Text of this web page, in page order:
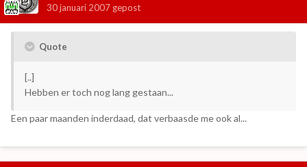
30 januari 2007 gepost
Quote
[..]
Hebben er toch nog lang gestaan...
Een paar maanden inderdaad, dat verbaasde me ook al...